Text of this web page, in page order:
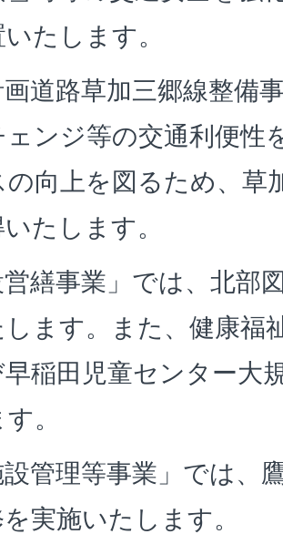
たします。
画道路草加三郷線整備
ェンジ等の交通利便性
の向上を図るため、草
たします。
営繕事業」では、北部
ます。また、健康福
稲田児童センター大
。
設管理等事業」では、
実施いたします。